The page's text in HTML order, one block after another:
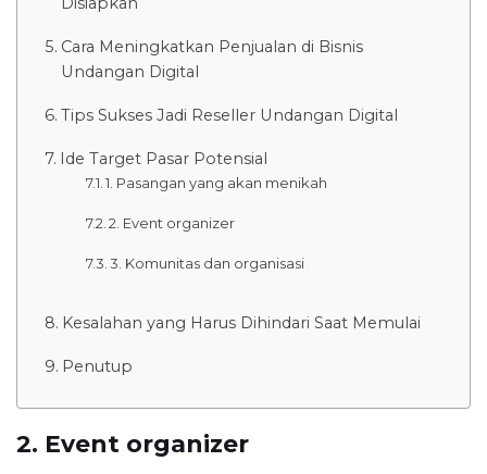
Cara Meningkatkan Penjualan di Bisnis
Undangan Digital
Tips Sukses Jadi Reseller Undangan Digital
Ide Target Pasar Potensial
1. Pasangan yang akan menikah
2. Event organizer
3. Komunitas dan organisasi
Kesalahan yang Harus Dihindari Saat Memulai
Penutup
2. Event organizer